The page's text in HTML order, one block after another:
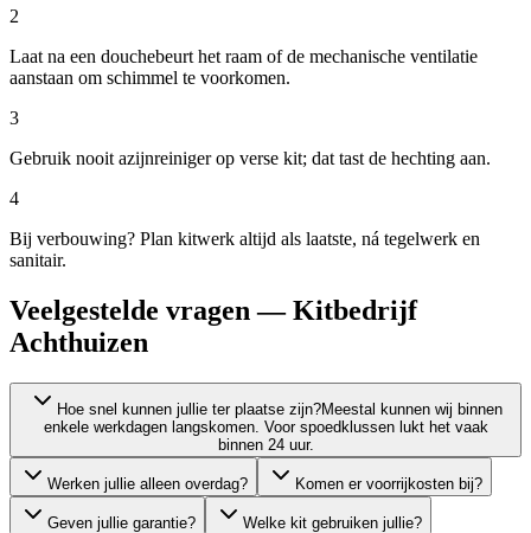
2
Laat na een douchebeurt het raam of de mechanische ventilatie
aanstaan om schimmel te voorkomen.
3
Gebruik nooit azijnreiniger op verse kit; dat tast de hechting aan.
4
Bij verbouwing? Plan kitwerk altijd als laatste, ná tegelwerk en
sanitair.
Veelgestelde vragen — Kitbedrijf
Achthuizen
Hoe snel kunnen jullie ter plaatse zijn?Meestal kunnen wij binnen
enkele werkdagen langskomen. Voor spoedklussen lukt het vaak
binnen 24 uur.
Werken jullie alleen overdag? Komen er voorrijkosten bij?
Geven jullie garantie? Welke kit gebruiken jullie?